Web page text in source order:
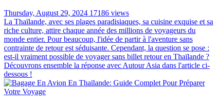
Thursday, August 29, 2024 17186 views
La Thaïlande, avec ses plages paradisiaques, sa cuisine exquise et sa
riche culture, attire chaque année des millions de voyageurs du
monde entier. Pour beaucoup, l'idée de partir à l'aventure sans
contrainte de retour est séduisante. Cependant, la question se pose :
est-il vraiment possible de voyager sans billet retour en Thaïlande ?
Découvrons ensemble la réponse avec Autour Asia dans l'article ci-
dessous !